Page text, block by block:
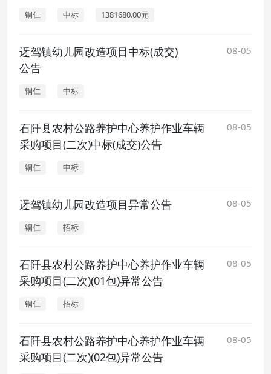
铜仁 中标 1381680.00元
迓驾镇幼儿园改造项目中标(成交)
公告
08-05
铜仁 中标
石阡县农村公路养护中心养护作业车辆
采购项目(二次)中标(成交)公告
08-05
铜仁 中标
迓驾镇幼儿园改造项目异常公告 08-05
铜仁 招标
石阡县农村公路养护中心养护作业车辆
采购项目(二次)(01包)异常公告
08-05
铜仁 招标
石阡县农村公路养护中心养护作业车辆
采购项目(二次)(02包)异常公告
08-05